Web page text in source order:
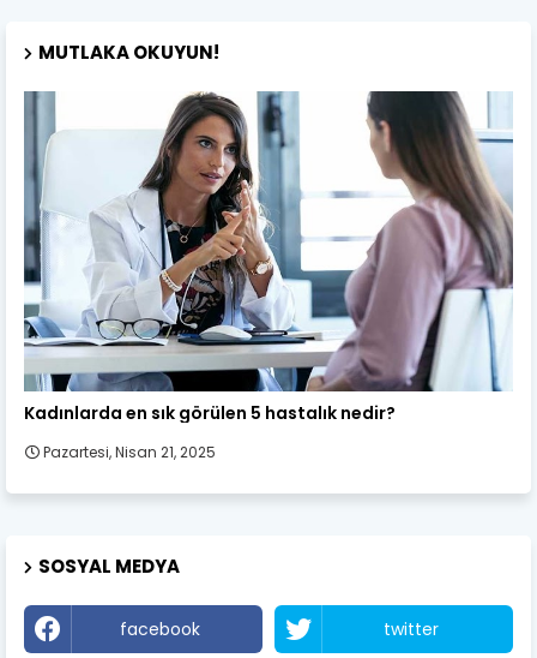
MUTLAKA OKUYUN!
Kadın Sağlığı
Kadınlarda en sık görülen 5 hastalık nedir?
Pazartesi, Nisan 21, 2025
SOSYAL MEDYA
facebook twitter